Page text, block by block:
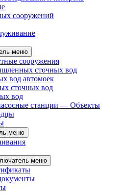
сооружений
меню
сооружения
сточных вод
вод автомоек
сточных вод
вод
станции — Объекты
меню
меню